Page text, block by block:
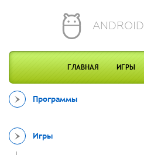
ANDROID
ГЛАВНАЯ ИГРЫ
Программы
Игры